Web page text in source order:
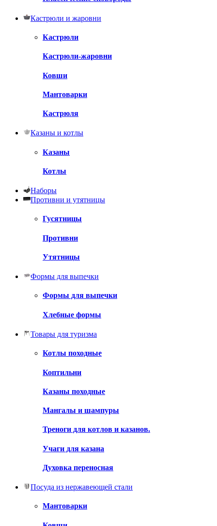
Кастрюли и жаровни
Кастрюли
Кастрюли-жаровни
Ковши
Мантоварки
Кастрюля
Казаны и котлы
Казаны
Котлы
Наборы
Противни и утятницы
Гусятницы
Противни
Утятницы
Формы для выпечки
Формы для выпечки
Хлебные формы
Товары для туризма
Котлы походные
Коптильни
Казаны походные
Мангалы и шампуры
Треноги для котлов и казанов.
Учаги для казана
Духовка переносная
Посуда из нержавеющей стали
Мантоварки